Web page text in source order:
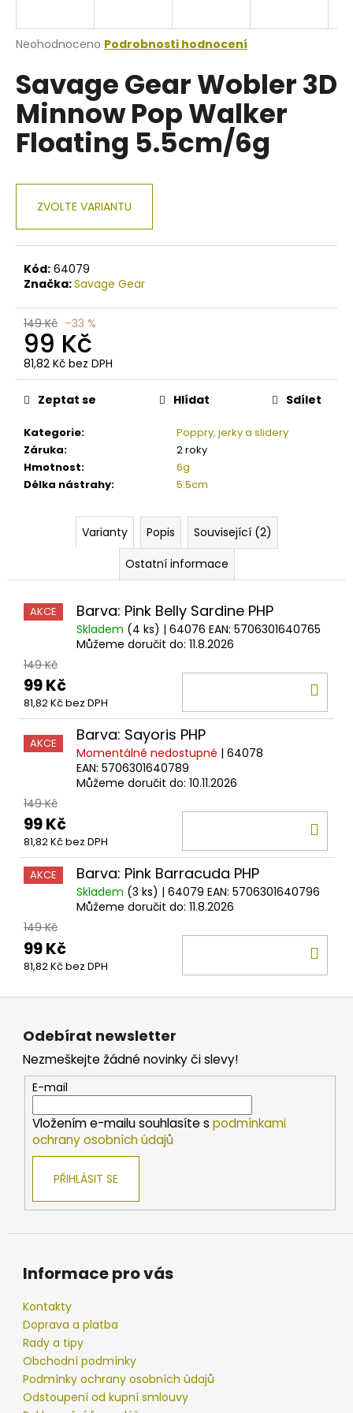
Průměrné
produktu
je
0,0
5
hvězdiček.
Neohodnoceno Podrobnosti hodnocení
Savage Gear Wobler 3D
Minnow Pop Walker
Floating 5.5cm/6g
ZVOLTE VARIANTU
Kód: 64079
Značka:Savage Gear
149 Kč –33 %
99 Kč
81,82 Kč bez DPH
Měrná
cena:
Kategorie:
Poppry, jerky a slidery
Záruka:
2 roky
Hmotnost:
6g
Délka nástrahy: 5.5cm
Zeptat se Hlídat Sdílet
Varianty Popis
Související (2)
Ostatní informace
AKCE Barva: Pink Belly Sardine PHP
Skladem (4 ks) | 64076 EAN: 5706301640765
Můžeme doručit do: 11.8.2026
149 Kč
99 Kč
81,82 Kč bez DPH
AKCE Barva: Sayoris PHP
Momentálně nedostupné | 64078
EAN: 5706301640789
Můžeme doručit do: 10.11.2026
149 Kč
99 Kč
81,82 Kč bez DPH
AKCE Barva: Pink Barracuda PHP
Skladem (3 ks) | 64079 EAN: 5706301640796
Můžeme doručit do: 11.8.2026
149 Kč
99 Kč
81,82 Kč bez DPH
j
t
?
HLEDAT
D
o
p
o
u
č
u
e
m
e
BERKLEY
0.08MM
0.23MM
(1M
3,60
Kč
Z
Odebírat newsletter
Nezmeškejte žádné novinky či slevy!
E-mail
Vložením e-mailu souhlasíte s podmínkami
ochrany osobních údajů
PŘIHLÁSIT SE
Informace pro vás
Kontakty
Doprava a platba
Rady a tipy
Obchodní podmínky
Podmínky ochrany osobních údajů
Odstoupení od kupní smlouvy